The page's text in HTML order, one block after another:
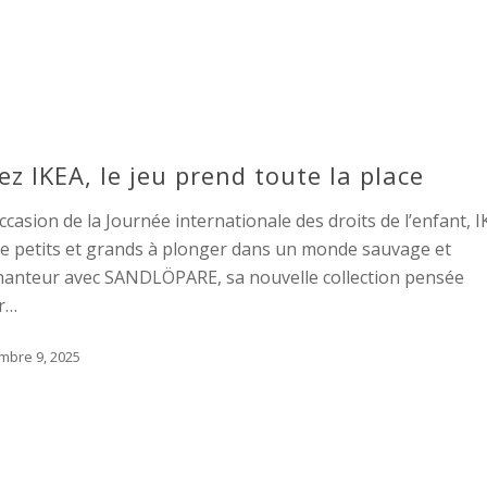
IKEA, le jeu prend toute la place
de la Journée internationale des droits de l’enfant,
petits et grands à plonger dans un monde sauvage et
avec SANDLÖPARE, sa nouvelle collection pensée
9, 2025